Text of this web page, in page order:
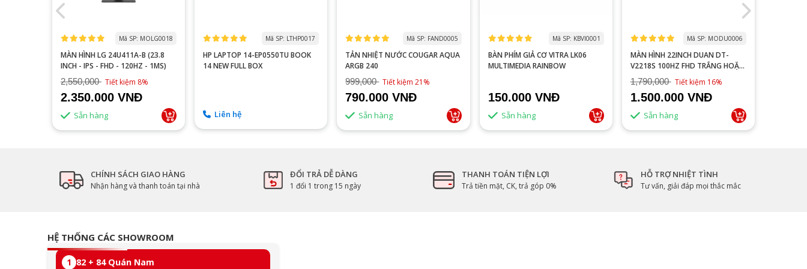
Mã SP: MOLG0018
MÀN HÌNH LG 24U411A-B (23.8
INCH - IPS - FHD - 120HZ - 1MS)
2,550,000 Tiết kiệm 8%
2.350.000 VNĐ
Sẵn hàng
Mã SP: LTHP0017
HP LAPTOP 14-EP0550TU BOOK
14 NEW FULL BOX
Liên hệ
Mã SP: FAND0005
TẢN NHIỆT NƯỚC COUGAR AQUA
ARGB 240
999,000 Tiết kiệm 21%
790.000 VNĐ
Sẵn hàng
Mã SP: KBVI0001
BÀN PHÍM GIẢ CƠ VITRA LK06
MULTIMEDIA RAINBOW
150.000 VNĐ
Sẵn hàng
Mã SP: MODU0006
MÀN HÌNH 22INCH DUAN DT-
V2218S 100HZ FHD TRẮNG HOẶC
ĐEN
1,790,000 Tiết kiệm 16%
1.500.000 VNĐ
Sẵn hàng
CHÍNH SÁCH GIAO HÀNG
Nhận hàng và thanh toán tại nhà
ĐỔI TRẢ DỄ DÀNG
1 đổi 1 trong 15 ngày
THANH TOÁN TIỆN LỢI
Trả tiền mặt, CK, trả góp 0%
HỖ TRỢ NHIỆT TÌNH
Tư vấn, giải đáp mọi thắc mắc
HỆ THỐNG CÁC SHOWROOM
1 82 + 84 Quán Nam